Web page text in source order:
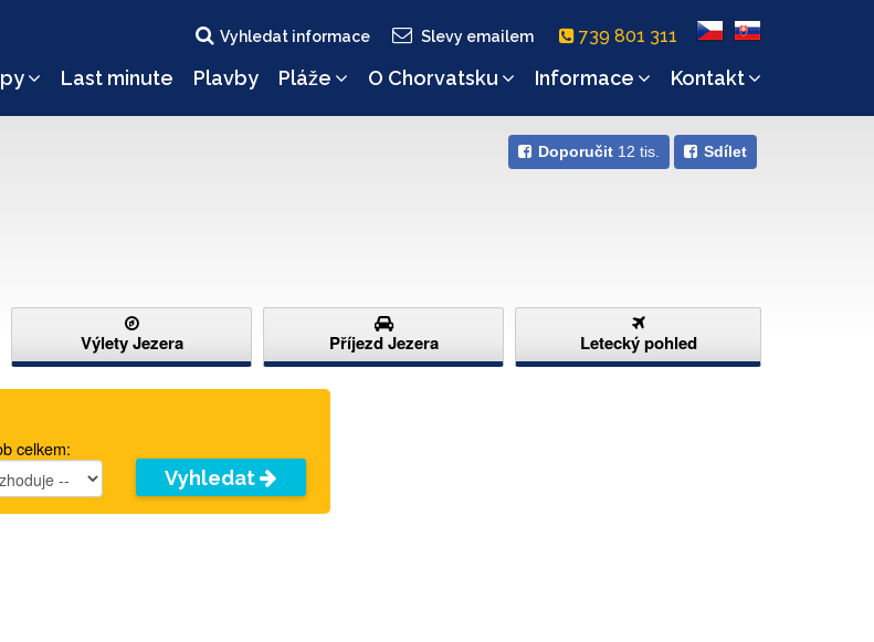
Vyhledat informace Slevy emailem 739 801 311
Last minute Plavby Pláže O Chorvatsku Informace Kontakt
Doporučit 12 tis. Sdílet
Výlety Jezera Příjezd Jezera Letecký pohled
celkem:
Vyhledat